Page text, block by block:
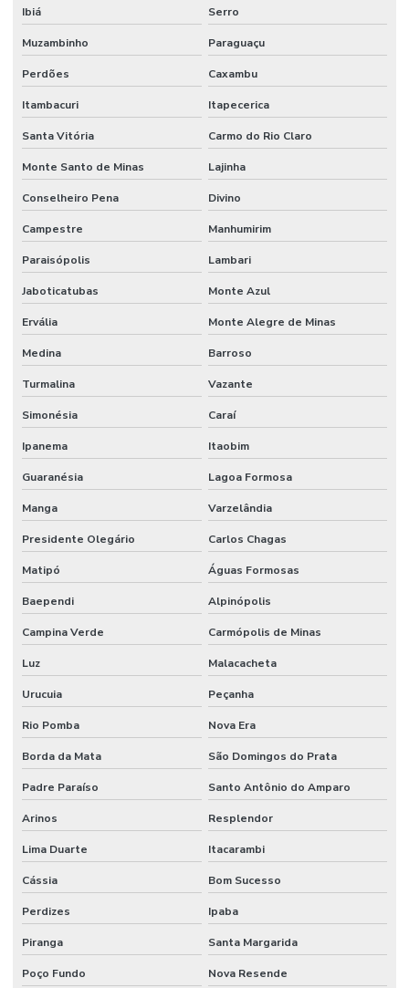
Ibiá Serro
Muzambinho Paraguaçu
Perdões Caxambu
Itambacuri Itapecerica
Santa Vitória Carmo do Rio Claro
Monte Santo de Minas Lajinha
Conselheiro Pena Divino
Campestre Manhumirim
Paraisópolis Lambari
Jaboticatubas Monte Azul
Ervália Monte Alegre de Minas
Medina Barroso
Turmalina Vazante
Simonésia Caraí
Ipanema Itaobim
Guaranésia Lagoa Formosa
Manga Varzelândia
Presidente Olegário Carlos Chagas
Matipó Águas Formosas
Baependi Alpinópolis
Campina Verde Carmópolis de Minas
Luz Malacacheta
Urucuia Peçanha
Rio Pomba Nova Era
Borda da Mata São Domingos do Prata
Padre Paraíso Santo Antônio do Amparo
Arinos Resplendor
Lima Duarte Itacarambi
Cássia Bom Sucesso
Perdizes Ipaba
Piranga Santa Margarida
Poço Fundo Nova Resende